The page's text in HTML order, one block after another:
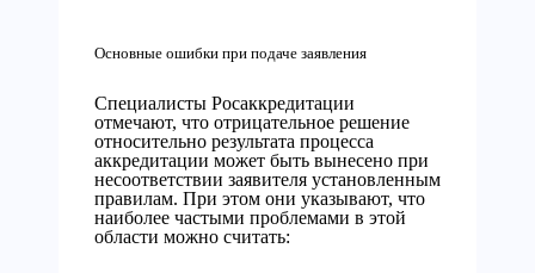
Основные ошибки при подаче заявления
Специалисты Росаккредитации
отмечают, что отрицательное решение
относительно результата процесса
аккредитации может быть вынесено при
несоответствии заявителя установленным
правилам. При этом они указывают, что
наиболее частыми проблемами в этой
области можно считать: